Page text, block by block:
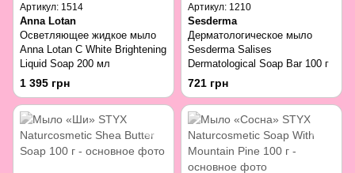
Артикул: 1514
Anna Lotan
Осветляющее жидкое мыло
Anna Lotan C White Brightening
Liquid Soap 200 мл
1 395 грн
Артикул: 1210
Sesderma
Дерматологическое мыло
Sesderma Salises
Dermatological Soap Bar 100 г
721 грн